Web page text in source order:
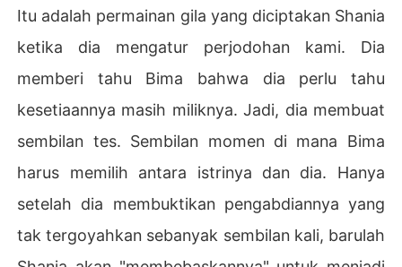
Itu adalah permainan gila yang diciptakan Shania
ketika dia mengatur perjodohan kami. Dia
memberi tahu Bima bahwa dia perlu tahu
kesetiaannya masih miliknya. Jadi, dia membuat
sembilan tes. Sembilan momen di mana Bima
harus memilih antara istrinya dan dia. Hanya
setelah dia membuktikan pengabdiannya yang
tak tergoyahkan sebanyak sembilan kali, barulah